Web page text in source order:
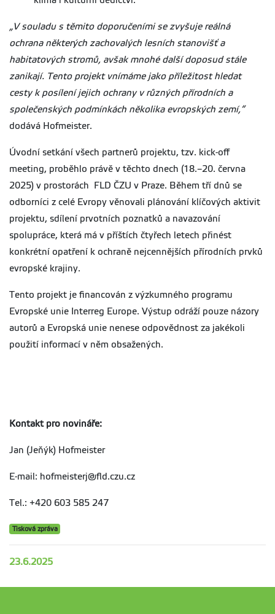
„V souladu s těmito doporučeními se zvyšuje reálná
ochrana některých zachovalých lesních stanovišť a
habitatových stromů, avšak mnohé další doposud stále
zanikají. Tento projekt vnímáme jako příležitost hledat
cesty k posílení jejich ochrany v různých přírodních a
společenských podmínkách několika evropských zemí,“
dodává Hofmeister.
Úvodní setkání všech partnerů projektu, tzv. kick-off
meeting, proběhlo právě v těchto dnech (18.–20. června
2025) v prostorách FLD ČZU v Praze. Během tří dnů se
odborníci z celé Evropy věnovali plánování klíčových aktivit
projektu, sdílení prvotních poznatků a navazování
spolupráce, která má v příštích čtyřech letech přinést
konkrétní opatření k ochraně nejcennějších přírodních prvků
evropské krajiny.
Tento projekt je financován z výzkumného programu
Evropské unie Interreg Europe. Výstup odráží pouze názory
autorů a Evropská unie nenese odpovědnost za jakékoli
použití informací v něm obsažených.
Kontakt pro novináře:
Jan (Jeňýk) Hofmeister
E-mail: hofmeisterj@fld.czu.cz
Tel.: +420 603 585 247
Tisková zpráva
23.6.2025